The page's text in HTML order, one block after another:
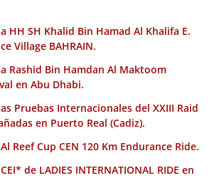
HH SH Khalid Bin Hamad Al Khalifa E.
Village BAHRAIN.
Rashid Bin Hamdan Al Maktoom
en Abu Dhabi.
Pruebas Internacionales del XXIII Raid
en Puerto Real (Cadiz).
Reef Cup CEN 120 Km Endurance Ride.
de LADIES INTERNATIONAL RIDE en